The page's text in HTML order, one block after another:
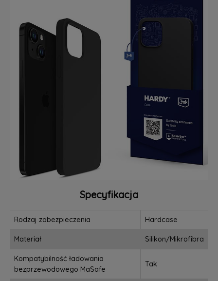
Specyfikacja
Rodzaj zabezpieczenia Hardcase
Materiał Silikon/Mikrofibra
Kompatybilność ładowania
bezprzewodowego MaSafe
Tak